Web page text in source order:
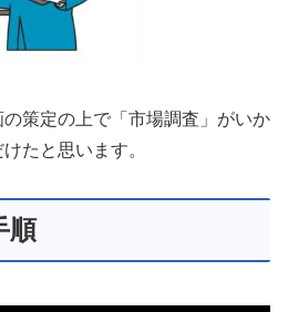
策定の上で「市場調査」がいか
たと思います。
順